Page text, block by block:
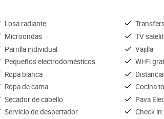
Losa radiante
Microondas
Parrilla individual
Pequeños electrodomésticos
Ropa blanca
Ropa de cama
Secador de cabello
Servicio de despertador
TV
Vajilla
Wi-Fi
Cocina
Pava
Check